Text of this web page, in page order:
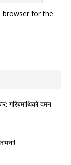
browser for the
गरिबमाथिको दमन